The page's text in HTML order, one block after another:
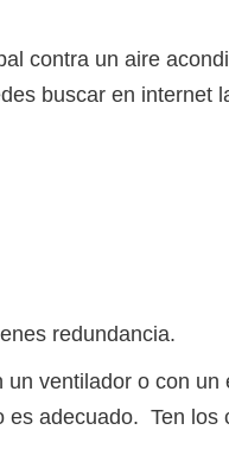
contra un aire
buscar en internet
redundancia.
ventilador o con un
es adecuado. Ten los